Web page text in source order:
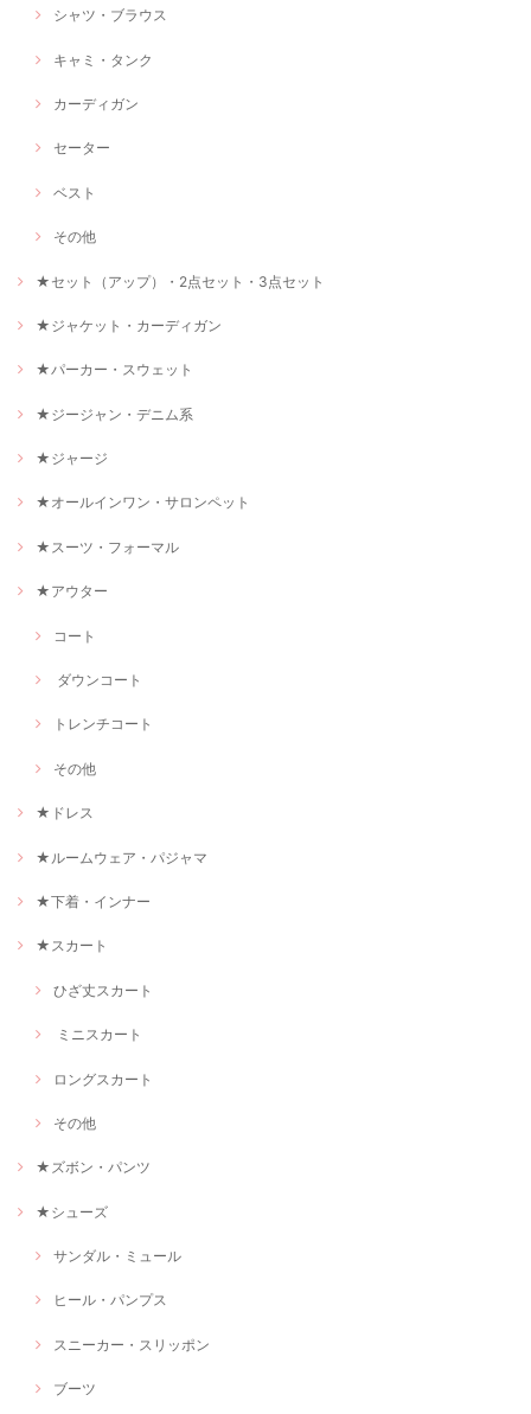
シャツ・ブラウス
キャミ・タンク
カーディガン
セーター
ベスト
その他
★セット（アップ）・2点セット・3点セット
★ジャケット・カーディガン
★パーカー・スウェット
★ジージャン・デニム系
★ジャージ
★オールインワン・サロンペット
★スーツ・フォーマル
★アウター
コート
ダウンコート
トレンチコート
その他
★ドレス
★ルームウェア・パジャマ
★下着・インナー
★スカート
ひざ丈スカート
ミニスカート
ロングスカート
その他
★ズボン・パンツ
★シューズ
サンダル・ミュール
ヒール・パンプス
スニーカー・スリッポン
ブーツ